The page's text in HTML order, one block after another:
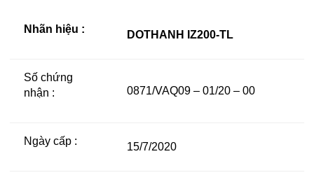
Nhãn hiệu : DOTHANH IZ200-TL
Số chứng
nhận :
0871/VAQ09 – 01/20 – 00
Ngày cấp : 15/7/2020